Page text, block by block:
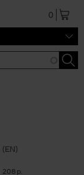
0
(EN)
208